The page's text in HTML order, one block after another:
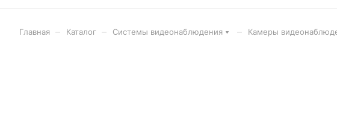
Главная Каталог Системы видеонаблюдения Камеры